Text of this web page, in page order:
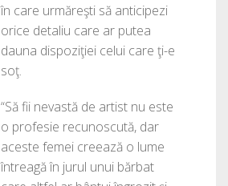
în care urmăreşti să anticipezi
orice detaliu care ar putea
dauna dispoziţiei celui care ţi-e
soţ.
“Să fii nevastă de artist nu este
o profesie recunoscută, dar
aceste femei creează o lume
întreagă în jurul unui bărbat